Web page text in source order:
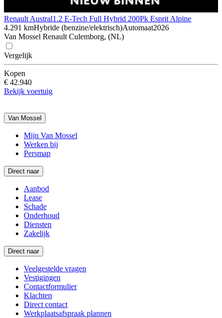
Renault Austral1.2 E-Tech Full Hybrid 200Pk Esprit Alpine
4.291 kmHybride (benzine/elektrisch)Automaat2026
Van Mossel Renault Culemborg, (NL)
Vergelijk
Kopen
€ 42.940
Bekijk voertuig
Van Mossel
Mijn Van Mossel
Werken bij
Persmap
Direct naar
Aanbod
Lease
Schade
Onderhoud
Diensten
Zakelijk
Direct naar
Veelgestelde vragen
Vestigingen
Contactformulier
Klachten
Direct contact
Werkplaatsafspraak plannen